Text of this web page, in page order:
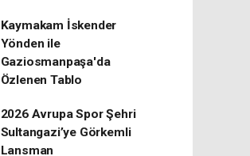
Kaymakam İskender
Yönden ile
Gaziosmanpaşa'da
Özlenen Tablo
2026 Avrupa Spor Şehri
Sultangazi’ye Görkemli
Lansman